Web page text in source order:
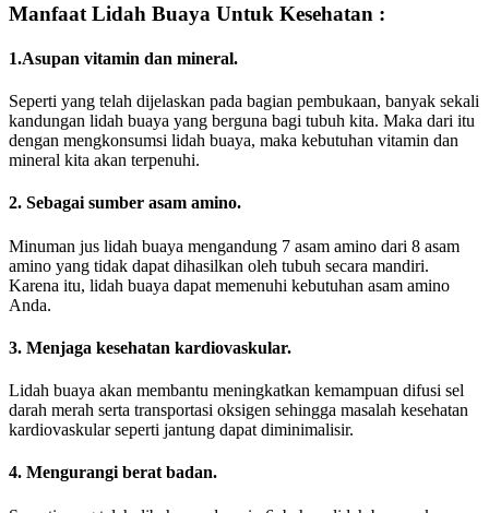
Manfaat Lidah Buaya Untuk Kesehatan :
1.Asupan vitamin dan mineral.
Seperti yang telah dijelaskan pada bagian pembukaan, banyak sekali
kandungan lidah buaya yang berguna bagi tubuh kita. Maka dari itu
dengan mengkonsumsi lidah buaya, maka kebutuhan vitamin dan
mineral kita akan terpenuhi.
2. Sebagai sumber asam amino.
Minuman jus lidah buaya mengandung 7 asam amino dari 8 asam
amino yang tidak dapat dihasilkan oleh tubuh secara mandiri.
Karena itu, lidah buaya dapat memenuhi kebutuhan asam amino
Anda.
3. Menjaga kesehatan kardiovaskular.
Lidah buaya akan membantu meningkatkan kemampuan difusi sel
darah merah serta transportasi oksigen sehingga masalah kesehatan
kardiovaskular seperti jantung dapat diminimalisir.
4. Mengurangi berat badan.